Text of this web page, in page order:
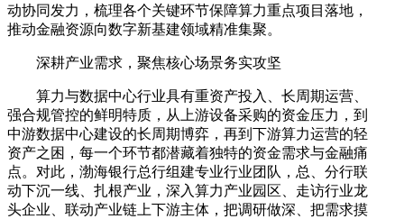
动协同发力，梳理各个关键环节保障算力重点项目落地，
推动金融资源向数字新基建领域精准集聚。
深耕产业需求，聚焦核心场景务实攻坚
算力与数据中心行业具有重资产投入、长周期运营、
强合规管控的鲜明特质，从上游设备采购的资金压力，到
中游数据中心建设的长周期博弈，再到下游算力运营的轻
资产之困，每一个环节都潜藏着独特的资金需求与金融痛
点。对此，渤海银行总行组建专业行业团队，总、分行联
动下沉一线、扎根产业，深入算力产业园区、走访行业龙
头企业、联动产业链上下游主体，把调研做深、把需求摸